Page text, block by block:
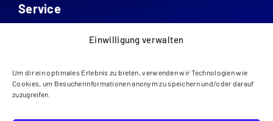
Einwilligung verwalten
Um dir ein optimales Erlebnis zu bieten, verwenden wir Technologien wie
Cookies, um Besucherinformationen anonym zu speichern und/oder darauf
zuzugreifen.
Service
Impressum